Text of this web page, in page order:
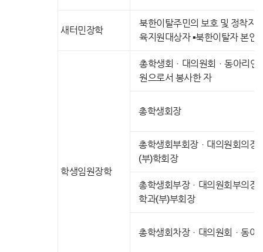
새터민장학
북한이탈주민의 보호 및 정착지
육지원대상자 ▪북한이탈자 본인
학생임원장학
총학생회ㆍ대의원회ㆍ동아리연
원으로서 봉사한 자
총학생회장
총학생회부회장ㆍ대의원회의장
(부)학회장
총학생회부장ㆍ대의원회부의장
학과(부)부회장
총학생회차장ㆍ대의원회ㆍ동아